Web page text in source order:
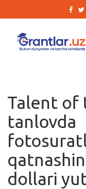
Ishlar
Kurslar
Blog
Yana
Talent of
tanlovda
dollari